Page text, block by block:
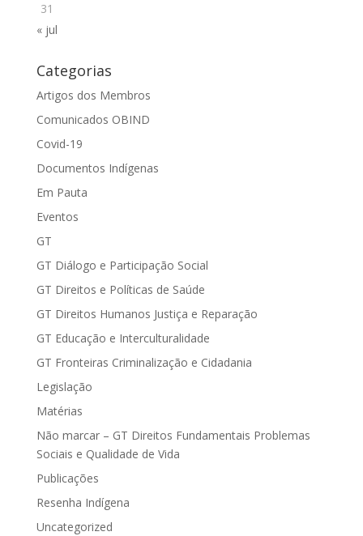
31
« jul
Categorias
Artigos dos Membros
Comunicados OBIND
Covid-19
Documentos Indígenas
Em Pauta
Eventos
GT
GT Diálogo e Participação Social
GT Direitos e Políticas de Saúde
GT Direitos Humanos Justiça e Reparação
GT Educação e Interculturalidade
GT Fronteiras Criminalização e Cidadania
Legislação
Matérias
Não marcar – GT Direitos Fundamentais Problemas
Sociais e Qualidade de Vida
Publicações
Resenha Indígena
Uncategorized